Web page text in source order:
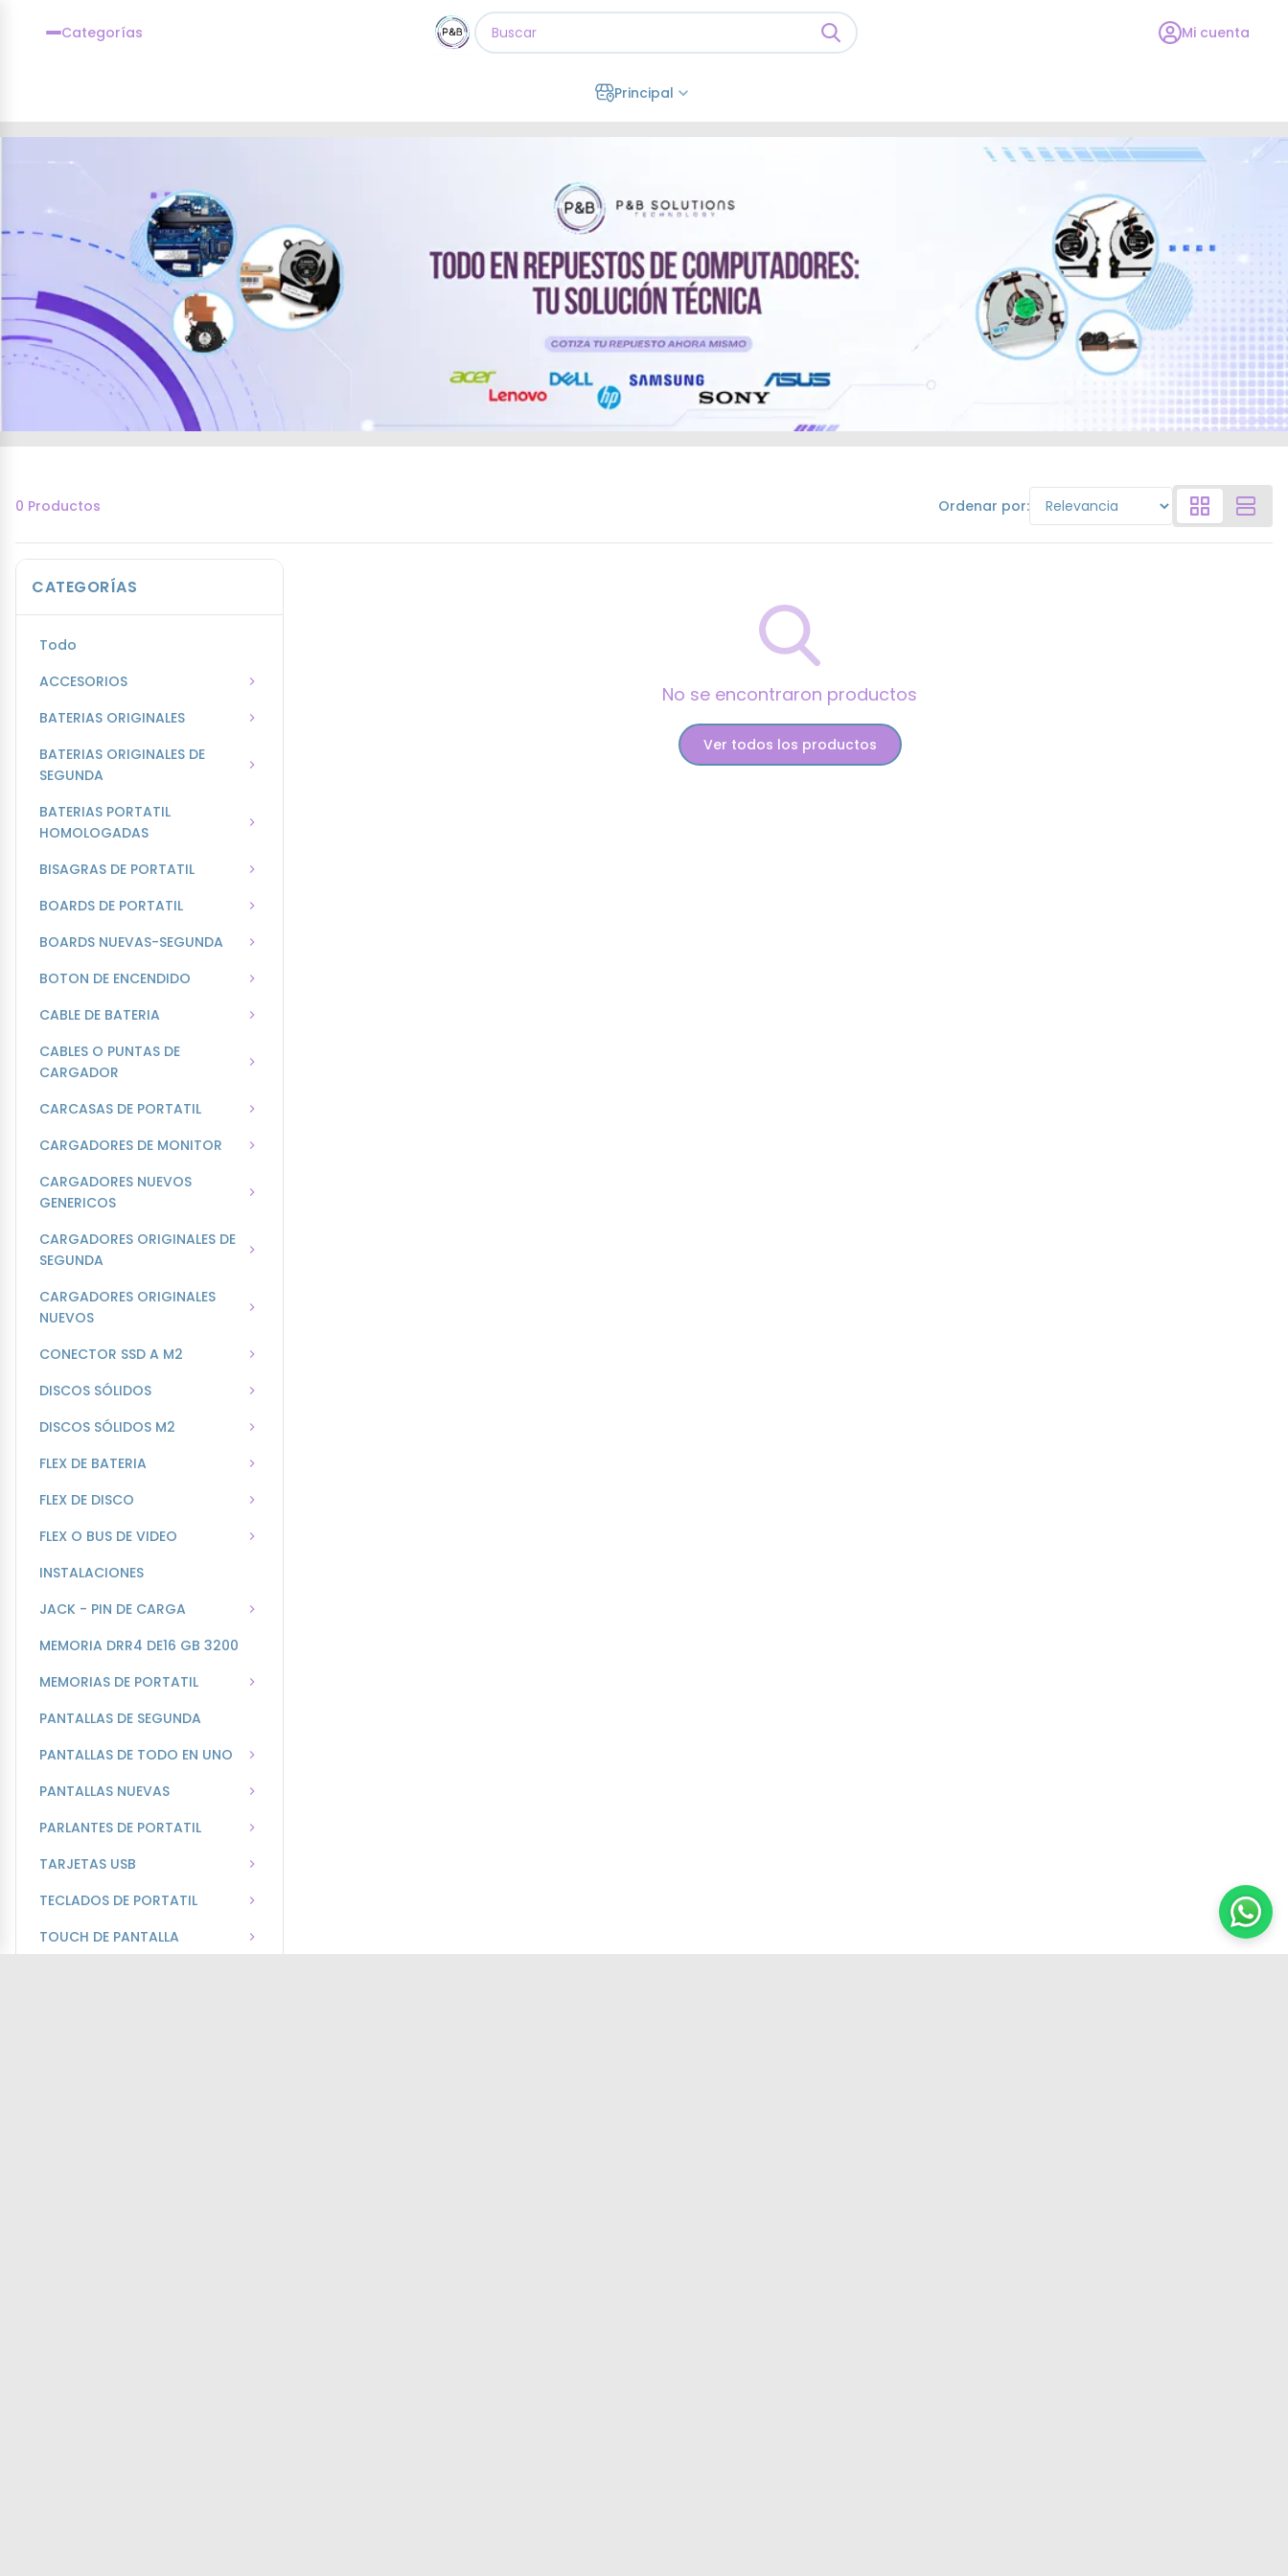
Categorías Mi cuenta
Principal
0 Productos Ordenar por:
CATEGORÍAS
Todo
ACCESORIOS
BATERIAS ORIGINALES
BATERIAS ORIGINALES DE
SEGUNDA
BATERIAS PORTATIL
HOMOLOGADAS
BISAGRAS DE PORTATIL
BOARDS DE PORTATIL
BOARDS NUEVAS-SEGUNDA
BOTON DE ENCENDIDO
CABLE DE BATERIA
CABLES O PUNTAS DE
CARGADOR
CARCASAS DE PORTATIL
CARGADORES DE MONITOR
CARGADORES NUEVOS
GENERICOS
CARGADORES ORIGINALES DE
SEGUNDA
CARGADORES ORIGINALES
NUEVOS
CONECTOR SSD A M2
DISCOS SÓLIDOS
DISCOS SÓLIDOS M2
FLEX DE BATERIA
FLEX DE DISCO
FLEX O BUS DE VIDEO
INSTALACIONES
JACK - PIN DE CARGA
MEMORIA DRR4 DE16 GB 3200
MEMORIAS DE PORTATIL
PANTALLAS DE SEGUNDA
PANTALLAS DE TODO EN UNO
PANTALLAS NUEVAS
PARLANTES DE PORTATIL
TARJETAS USB
TECLADOS DE PORTATIL
TOUCH DE PANTALLA
No se encontraron productos
Ver todos los productos